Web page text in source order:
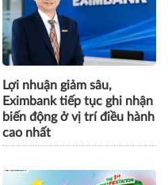
Lợi nhuận giảm sâu,
Eximbank tiếp tục ghi nhận
biến động ở vị trí điều hành
cao nhất